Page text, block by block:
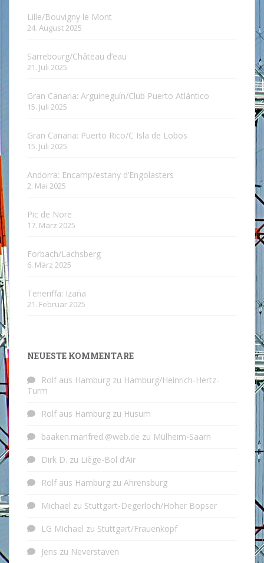
Lille/Bouvigny le Mont
24. August 2025
Sarrebourg/Château d’eau
21. Juli 2025
Gran Canaria: Arguineguín/Club Puerto Atlántico
15. Juli 2025
Gran Canaria: Puerto Rico/C Isla de Lobos
15. Juli 2025
Andorra: Encamp/estany d’Engolasters
2. Mai 2025
Pic de Nore
17. März 2025
Forbach/Lachsberg
6. März 2025
Teneriffa: Izaña
21. Februar 2025
NEUESTE KOMMENTARE
Rolf aus Hamburg zu Hamburg/Heinrich-Hertz-
Turm
Rolf aus Hamburg zu Husum
baaken.manfred.@web.de zu Mülheim-Saarn
Dirk D. zu Liège-Bol d’Air
Rolf aus Hamburg zu Ahrensburg
Michael zu Stuttgart-Degerloch/Hoher Bopser
LG Michael zu Stuttgart/Frauenkopf
Jens zu Neverstaven